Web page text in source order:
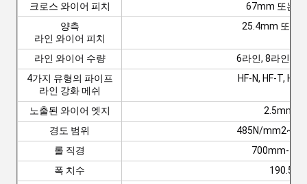
크로스 와이어 피치
67mm 또는
양측
라인 와이어 피치
25.4mm 또는
라인 와이어 수량
6라인, 8라인 또
4가지 유형의 파이프
라인 강화 메쉬
HF-N, HF-T, HF-
노출된 와이어 엣지
2.5mm
경도 범위
485N/
롤 직경
700mm-
폭 치수